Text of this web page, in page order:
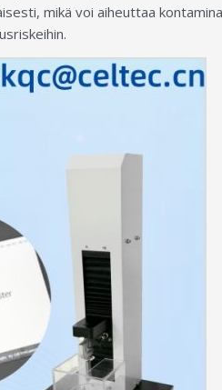
mikä voi aiheuttaa